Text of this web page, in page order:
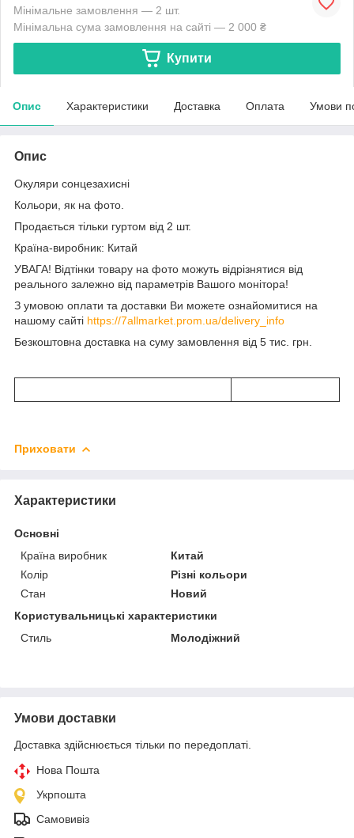
Мінімальне замовлення — 2 шт.
Мінімальна сума замовлення на сайті — 2 000 ₴
Купити
Опис Характеристики Доставка Оплата Умови
Опис
Окуляри сонцезахисні
Кольори, як на фото.
Продається тільки гуртом від 2 шт.
Країна-виробник: Китай
УВАГА! Відтінки товару на фото можуть відрізнятися від
реального залежно від параметрів Вашого монітора!
З умовою оплати та доставки Ви можете ознайомитися на
нашому сайті https://7allmarket.prom.ua/delivery_info
Безкоштовна доставка на суму замовлення від 5 тис. грн.
Приховати
Характеристики
Основні
Країна виробник
Китай
Колір
Різні кольори
Стан
Новий
Користувальницькі характеристики
Стиль
Молодіжний
Умови доставки
Доставка здійснюється тільки по передоплаті.
Нова Пошта
Укрпошта
Самовивіз